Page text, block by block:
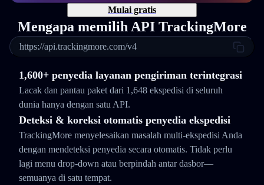
Mulai gratis
Mengapa memilih API TrackingMore
https://api.trackingmore.com/v4
1,600+ penyedia layanan pengiriman terintegrasi
Lacak dan pantau paket dari 1,648 ekspedisi di seluruh
dunia hanya dengan satu API.
Deteksi & koreksi otomatis penyedia ekspedisi
TrackingMore menyelesaikan masalah multi-ekspedisi Anda
dengan mendeteksi penyedia secara otomatis. Tidak perlu
lagi menu drop-down atau berpindah antar dasbor—
semuanya di satu tempat.